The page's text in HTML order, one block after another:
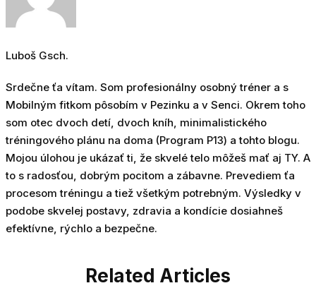
Luboš Gsch.
Srdečne ťa vítam. Som profesionálny osobný tréner a s
Mobilným fitkom pôsobím v Pezinku a v Senci. Okrem toho
som otec dvoch detí, dvoch kníh, minimalistického
tréningového plánu na doma (Program P13) a tohto blogu.
Mojou úlohou je ukázať ti, že skvelé telo môžeš mať aj TY. A
to s radosťou, dobrým pocitom a zábavne. Prevediem ťa
procesom tréningu a tiež všetkým potrebným. Výsledky v
podobe skvelej postavy, zdravia a kondície dosiahneš
efektívne, rýchlo a bezpečne.
Related Articles